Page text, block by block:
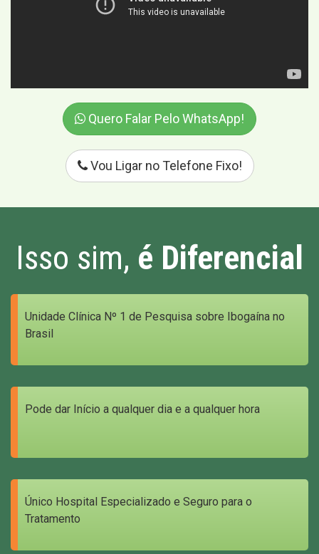
Quero Falar Pelo WhatsApp!
Vou Ligar no Telefone Fixo!
Isso sim, é Diferencial
Unidade Clínica Nº 1 de Pesquisa sobre Ibogaína no
Brasil
Pode dar Início a qualquer dia e a qualquer hora
Único Hospital Especializado e Seguro para o
Tratamento